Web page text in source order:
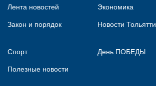
Лента новостей Экономика
Закон и порядок Новости Тольятти
Спорт День ПОБЕДЫ
Полезные новости